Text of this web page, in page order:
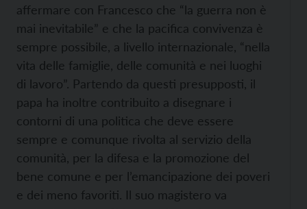
affermare con Francesco che “la guerra non è
mai inevitabile” e che la pacifica convivenza è
sempre possibile, a livello internazionale, “nella
vita delle famiglie, delle comunità e nei luoghi
di lavoro”. Partendo da questi presupposti, il
papa ha inoltre contribuito a disegnare i
contorni di una politica che deve essere
sempre e comunque rivolta al servizio della
comunità, per la difesa e la promozione del
bene comune e per l’emancipazione dei poveri
e dei meno favoriti. Il suo magistero va